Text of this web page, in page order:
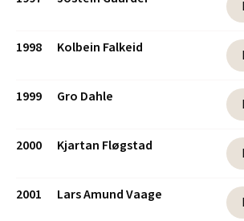
1998 Kolbein Falkeid
1999 Gro Dahle
2000 Kjartan Fløgstad
2001 Lars Amund Vaage